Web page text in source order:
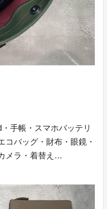
手帳・スマホバッテリ
コバッグ・財布・眼鏡・
メラ・着替え…